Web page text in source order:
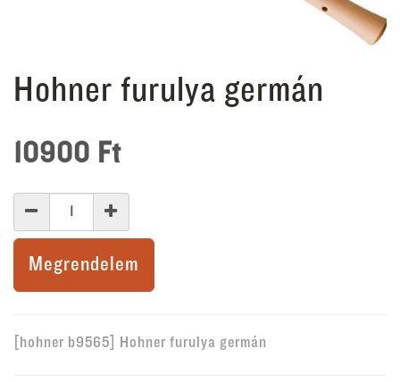
Hohner furulya germán
10900 Ft
Megrendelem
[hohner b9565] Hohner furulya germán